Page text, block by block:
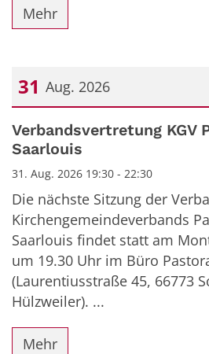
Mehr
31 Aug. 2026
Datum: 31. August 2026
Verbandsvertretung KGV
Saarlouis
31. Aug. 2026 19:30 - 22:30
Die nächste Sitzung der
Kirchengemeindeverbands
Saarlouis findet statt am
um 19.30 Uhr im Büro
(Laurentiusstraße 45, 66773
Hülzweiler). ...
Mehr